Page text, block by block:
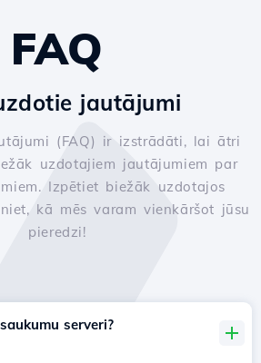
FAQ
jautājumi
(FAQ) ir izstrādāti, lai ātri
uzdotajiem jautājumiem par
Izpētiet biežāk uzdotajos
kā mēs varam vienkāršot jūsu
pieredzi!
serveri?